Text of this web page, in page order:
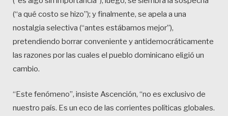
(“a qué costo se hizo”); y finalmente, se apela a una
nostalgia selectiva (“antes estábamos mejor”),
pretendiendo borrar conveniente y antidemocráticamente
las razones por las cuales el pueblo dominicano eligió un
cambio.
“Este fenómeno”, insiste Ascención, “no es exclusivo de
nuestro país. Es un eco de las corrientes políticas globales.